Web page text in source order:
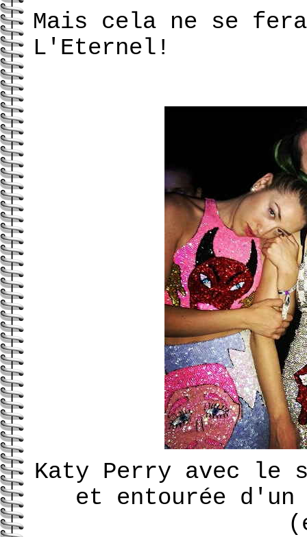
Mais cela ne se
L'Eternel!
Katy Perry avec
et entourée